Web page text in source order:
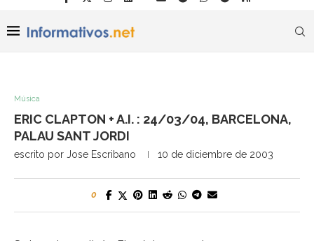
Música
ERIC CLAPTON + A.I. : 24/03/04, BARCELONA,
PALAU SANT JORDI
escrito por Jose Escribano 10 de diciembre de 2003
0